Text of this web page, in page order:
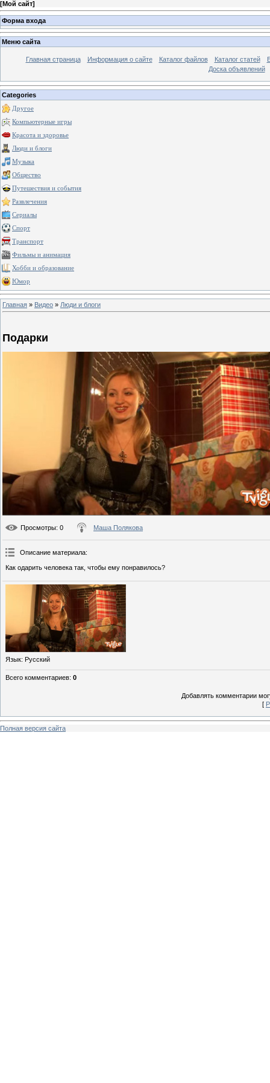
[Мой сайт]
Форма входа
Меню сайта
Главная страница Информация о сайте Каталог файлов Каталог статей
Доска объявлений
Categories
Другое
Компьютерные игры
Красота и здоровье
Люди и блоги
Музыка
Общество
Путешествия и события
Развлечения
Сериалы
Спорт
Транспорт
Фильмы и анимация
Хобби и образование
Юмор
Главная » Видео » Люди и блоги
Подарки
Просмотры: 0 Маша Полякова
Описание материала:
Как одарить человека так, чтобы ему понравилось?
Язык: Русский
Всего комментариев: 0
Добавлять комментарии
[
Полная версия сайта